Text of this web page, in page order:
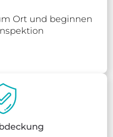
Ort und beginnen